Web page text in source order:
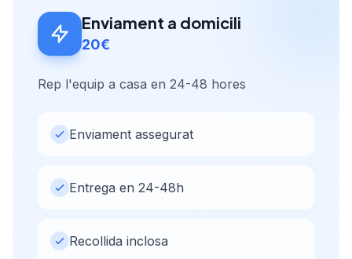
Enviament a domicili
20€
Rep l'equip a casa en 24-48 hores
Enviament assegurat
Entrega en 24-48h
Recollida inclosa